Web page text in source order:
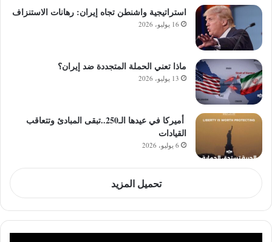
استراتيجية واشنطن تجاه إيران: رهانات الاستنزاف
16 يوليو، 2026
ماذا تعني الحملة المتجددة ضد إيران؟
13 يوليو، 2026
أميركا في عيدها الـ250..تبقى المبادئ وتتعاقب
القيادات
6 يوليو، 2026
تحميل المزيد